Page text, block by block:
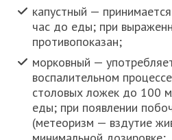
капустный —
час до еды; при
противопоказан;
морковный —
воспалительном
столовых ложек до 100
еды; при появлении
(метеоризм — вздутие